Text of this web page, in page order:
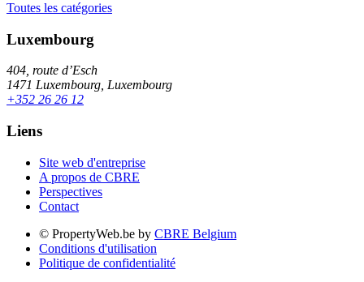
Toutes les catégories
Luxembourg
404, route d’Esch
1471 Luxembourg, Luxembourg
+352 26 26 12
Liens
Site web d'entreprise
A propos de CBRE
Perspectives
Contact
© PropertyWeb.be by CBRE Belgium
Conditions d'utilisation
Politique de confidentialité